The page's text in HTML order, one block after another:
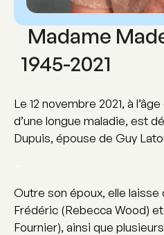
Le 12 novembre 2021, à
d’une longue maladie, est
Dupuis, épouse de Guy
Outre son époux, elle
Frédéric (Rebecca Wood)
Fournier), ainsi que
Madame
1945-2021